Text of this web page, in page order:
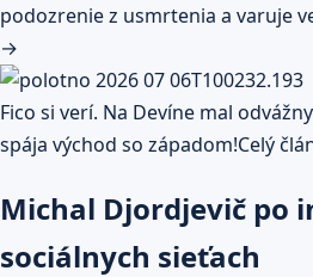
podozrenie z usmrtenia a varuje
→
Fico si verí. Na Devíne mal
spája východ so západom!Celý
Michal Djordjevič po
sociálnych sieťach